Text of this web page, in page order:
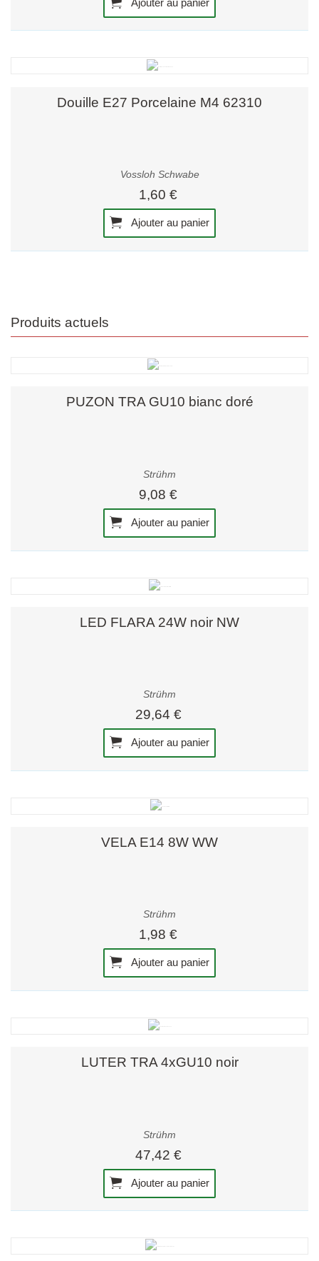
Douille E27 Porcelaine M4 62310
Vossloh Schwabe
1,60 €
Ajouter au panier
Produits actuels
PUZON TRA GU10 bianc doré
Strühm
9,08 €
Ajouter au panier
LED FLARA 24W noir NW
Strühm
29,64 €
Ajouter au panier
VELA E14 8W WW
Strühm
1,98 €
Ajouter au panier
LUTER TRA 4xGU10 noir
Strühm
47,42 €
Ajouter au panier